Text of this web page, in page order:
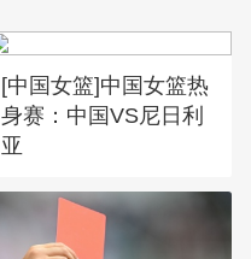
[中国女篮]中国女篮热
身赛：中国VS尼日利
亚